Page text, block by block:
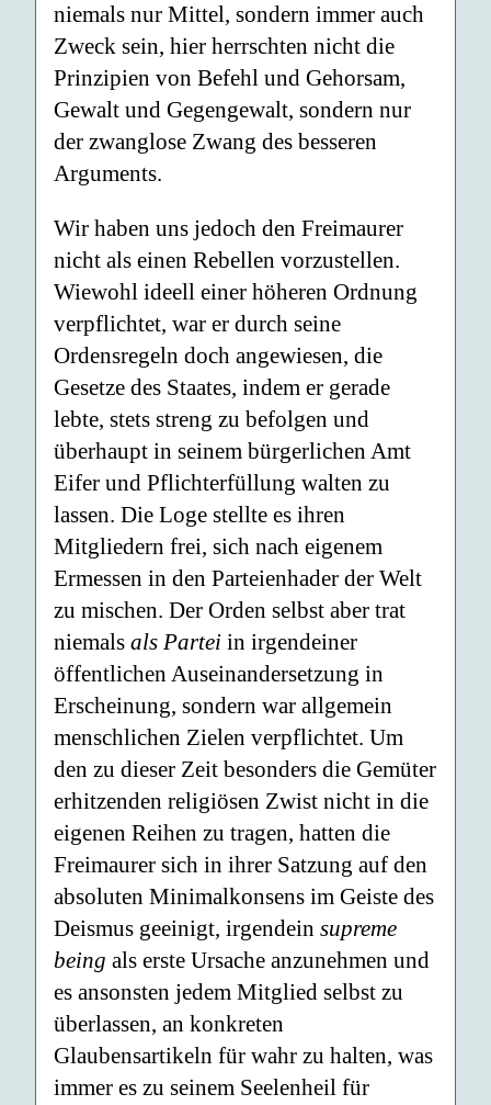
niemals nur Mittel, sondern immer auch
Zweck sein, hier herrschten nicht die
Prinzipien von Befehl und Gehorsam,
Gewalt und Gegengewalt, sondern nur
der zwanglose Zwang des besseren
Arguments.
Wir haben uns jedoch den Freimaurer
nicht als einen Rebellen vorzustellen.
Wiewohl ideell einer höheren Ordnung
verpflichtet, war er durch seine
Ordensregeln doch angewiesen, die
Gesetze des Staates, indem er gerade
lebte, stets streng zu befolgen und
überhaupt in seinem bürgerlichen Amt
Eifer und Pflichterfüllung walten zu
lassen. Die Loge stellte es ihren
Mitgliedern frei, sich nach eigenem
Ermessen in den Parteienhader der Welt
zu mischen. Der Orden selbst aber trat
niemals als Partei in irgendeiner
öffentlichen Auseinandersetzung in
Erscheinung, sondern war allgemein
menschlichen Zielen verpflichtet. Um
den zu dieser Zeit besonders die Gemüter
erhitzenden religiösen Zwist nicht in die
eigenen Reihen zu tragen, hatten die
Freimaurer sich in ihrer Satzung auf den
absoluten Minimalkonsens im Geiste des
Deismus geeinigt, irgendein supreme
being als erste Ursache anzunehmen und
es ansonsten jedem Mitglied selbst zu
überlassen, an konkreten
Glaubensartikeln für wahr zu halten, was
immer es zu seinem Seelenheil für